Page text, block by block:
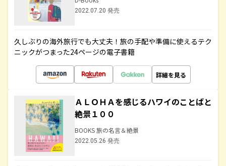
2022.07.20 発売
久しぶりの海外旅行でも大丈夫！旅の手配や準備に使えるテク
ニックがつまった24ページの電子書籍
詳細を見る
ＡＬＯＨＡを感じるハワイのことばと
絶景１００
BOOKS 旅の名言＆絶景
2022.05.26 発売